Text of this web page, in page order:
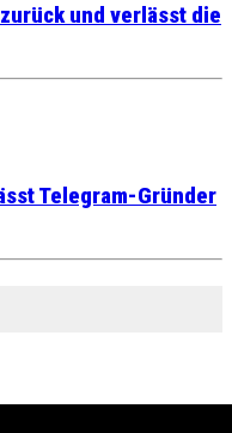
und verlässt die
Telegram-Gründer